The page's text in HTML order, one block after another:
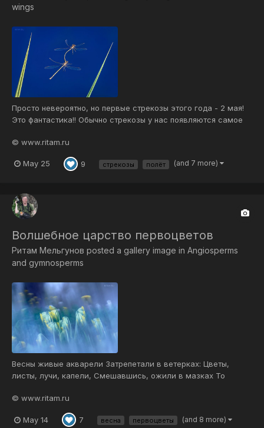
wings
Просто невероятно, но первые стрекозы этого года - 2 мая!
Это фантастика!! Обычно стрекозы у нас появляются самое
Весна! Весь март был невероятно теплым - нам подарили
целый дополнительный месяц весны 😊 И Весна идет с
опережением обычного...
© www.ritam.ru
May 25 9 стрекозы полёт (and 7 more)
Волшебное царство первоцветов
Ритам Мельгунов posted a gallery image in Angiosperms
and gymnosperms
Весны живые акварели Затрепетали в ветерках: Цветы,
листы, лучи, капели, Смешавшись, ожили в мазках То
буйных, ярких, страстно звонких Расцветших крон, цветных
лугов — Хрустальность вешних слезоточий, Узоры шалых
мотыл...
© www.ritam.ru
May 14 7 весна первоцветы (and 8 more)